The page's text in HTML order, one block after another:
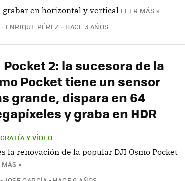
grabar en horizontal y vertical LEER MÁS »
COMENTARIOS
ENRIQUE PÉREZ HACE 3 AÑOS
Pocket 2: la sucesora de la
Pocket tiene un sensor
grande, dispara en 64
y graba en HDR
Y VÍDEO
la renovación de la popular DJI Osmo Pocket
MÁS »
COMENTARIOS